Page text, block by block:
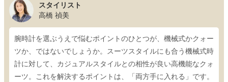
スタイリスト
高橋 禎美
腕時計を選ぶうえで悩むポイントのひとつが、機械式かクォー
ツか、ではないでしょうか。スーツスタイルにも合う機械式時
計に対して、カジュアルスタイルとの相性が良い高機能なクォ
ーツ。これを解決するポイントは、「両方手に入れる」です。